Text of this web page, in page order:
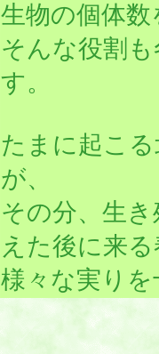
生物の個体
そんな役割
す。
たまに起こ
が、
その分、生
えた後に来
様々な実り